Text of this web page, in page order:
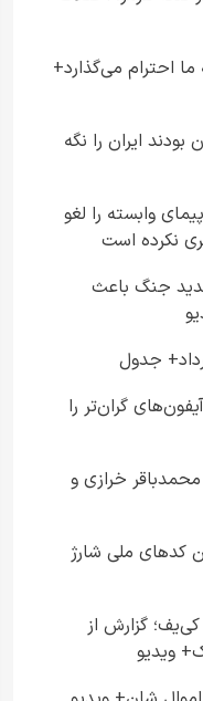
ما احترام می‌گذارد+
ایران را نگه
وابسته را لغو
نکرده است
جنگ باعث
گران‌تر را
خرازی و
برای این کدهای ملی شارژ
گزارش از